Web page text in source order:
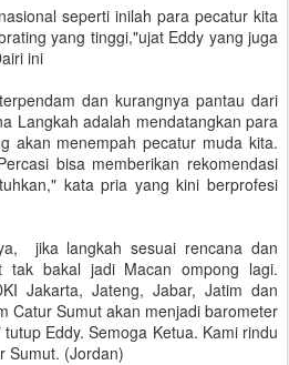
seperti inilah para pecatur kita
yang tinggi,"ujat Eddy yang juga
ini
dan kurangnya pantau dari
Langkah adalah mendatangkan para
akan menempah pecatur muda kita.
bisa memberikan rekomendasi
kata pria yang kini berprofesi
jika langkah sesuai rencana dan
tak bakal jadi Macan ompong lagi.
Jakarta, Jateng, Jabar, Jatim dan
Catur Sumut akan menjadi barometer
Eddy. Semoga Ketua. Kami rindu
Sumut. (Jordan)